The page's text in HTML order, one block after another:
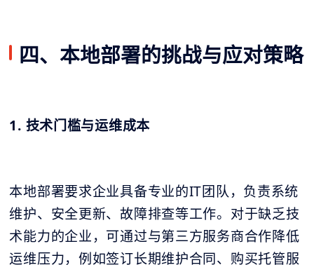
四、本地部署的挑战与应对策略
1. 技术门槛与运维成本
本地部署要求企业具备专业的IT团队，负责系统
维护、安全更新、故障排查等工作。对于缺乏技
术能力的企业，可通过与第三方服务商合作降低
运维压力，例如签订长期维护合同、购买托管服